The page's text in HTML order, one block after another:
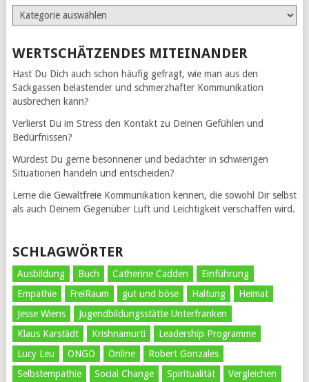
Kategorien
WERTSCHÄTZENDES MITEINANDER
Hast Du Dich auch schon häufig gefragt, wie man aus den
Sackgassen belastender und schmerzhafter Kommunikation
ausbrechen kann?
Verlierst Du im Stress den Kontakt zu Deinen Gefühlen und
Bedürfnissen?
Würdest Du gerne besonnener und bedachter in schwierigen
Situationen handeln und entscheiden?
Lerne die Gewaltfreie Kommunikation kennen, die sowohl Dir selbst
als auch Deinem Gegenüber Luft und Leichtigkeit verschaffen wird.
SCHLAGWÖRTER
Ausbildung Buch Catherine Cadden
Einführung
Empathie
FreiRaum gut und böse Haltung
Heimat
Jesse Wiens
Jugendbildungsstätte Unterfranken
Klaus Karstädt
Krishnamurti
Leadership Programme
Lucy Leu
ONGO Online
Robert Gonzales
Selbstempathie
Social Change Spiritualität
Vergleichen